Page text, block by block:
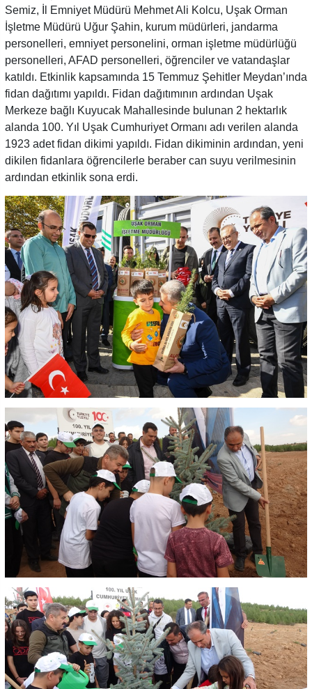
Semiz, İl Emniyet Müdürü Mehmet Ali Kolcu, Uşak Orman
İşletme Müdürü Uğur Şahin, kurum müdürleri, jandarma
personelleri, emniyet personelini, orman işletme müdürlüğü
personelleri, AFAD personelleri, öğrenciler ve vatandaşlar
katıldı. Etkinlik kapsamında 15 Temmuz Şehitler Meydan’ında
fidan dağıtımı yapıldı. Fidan dağıtımının ardından Uşak
Merkeze bağlı Kuyucak Mahallesinde bulunan 2 hektarlık
alanda 100. Yıl Uşak Cumhuriyet Ormanı adı verilen alanda
1923 adet fidan dikimi yapıldı. Fidan dikiminin ardından, yeni
dikilen fidanlara öğrencilerle beraber can suyu verilmesinin
ardından etkinlik sona erdi.